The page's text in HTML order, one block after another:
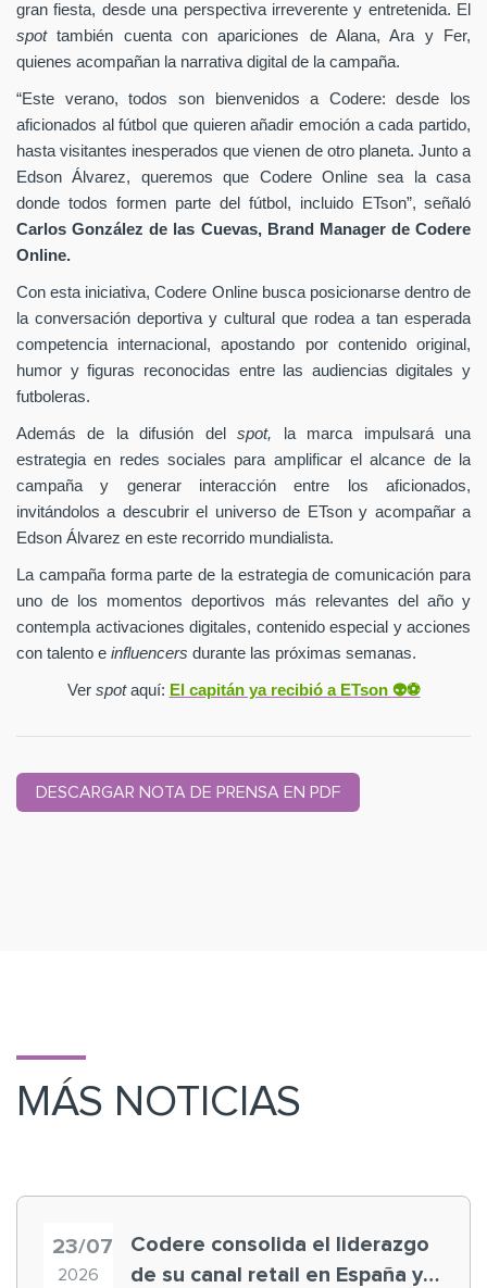
gran fiesta, desde una perspectiva irreverente y entretenida. El
spottambién cuenta con apariciones de Alana, Ara y Fer,
quienes acompañan la narrativa digital de la campaña.
“Este verano, todos son bienvenidos a Codere: desde los
aficionados al fútbol que quieren añadir emoción a cada partido,
hasta visitantes inesperados que vienen de otro planeta. Junto a
Edson Álvarez, queremos que Codere Online sea la casa
donde todos formen parte del fútbol, incluido ETson”, señaló
Carlos González de las Cuevas, Brand Manager de Codere
Online.
Con esta iniciativa, Codere Online busca posicionarse dentro de
la conversación deportiva y cultural que rodea a tan esperada
competencia internacional, apostando por contenido original,
humor y figuras reconocidas entre las audiencias digitales y
futboleras.
Además de la difusión delspot,
la marca impulsará una
estrategia en redes sociales para amplificar el alcance de la
campaña y generar interacción entre los aficionados,
invitándolos a descubrir el universo de ETson y acompañar a
Edson Álvarez en este recorrido mundialista.
La campaña forma parte de la estrategia de comunicación para
uno de los momentos deportivos más relevantes del año y
contempla activaciones digitales, contenido especial y acciones
con talento e influencers durante las próximas semanas.
Ver spotaquí: El capitán ya recibió a ETson 👽⚽️
DESCARGAR NOTA DE PRENSA EN PDF
MÁS NOTICIAS
23/07
2026
Codere consolida el liderazgo
de su canal retail en España y